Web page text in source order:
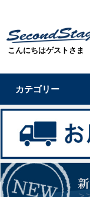
こんにちはゲストさま
カテゴリー